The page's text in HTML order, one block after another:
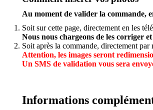
bois
Au moment de valider la commande,
Soit sur cette page, directement en les
Nous nous chargeons de les corriger
Soit après la commande, directement par
Attention, les images seront
Un SMS de validation vous sera
Informations